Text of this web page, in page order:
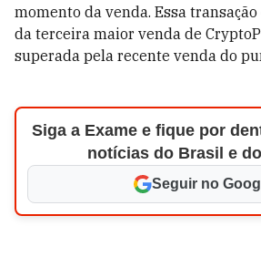
momento da venda. Essa
da terceira maior venda de
superada pela recente venda do
Siga a Exame e fique por
notícias do Brasil e
Seguir no